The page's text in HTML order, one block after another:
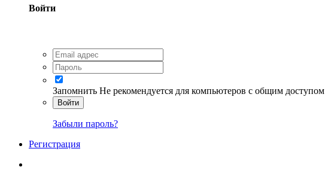
Войти
Запомнить Не рекомендуется для компьютеров с общим доступом
Войти
Забыли пароль?
Регистрация